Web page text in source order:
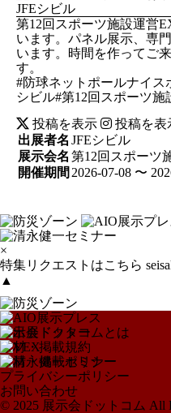
JFEシビル
第12回スポーツ施設運営
います。パネル展示、専
います。時間を作ってご
す。
#防球ネットポールナイス
シビル#第12回スポーツ施
投稿を表示
投稿を表
出展者名 JFEシビル
展示会名 第12回スポーツ
開催期間 2026-07-08 〜
×
特集リクエストはこちら
展示会ドットコムとは
取材・掲載規約
取材・掲載ポリシー
プライバシーポリシー
お問い合わせ
© 2025 展示会ドットコム All
▲